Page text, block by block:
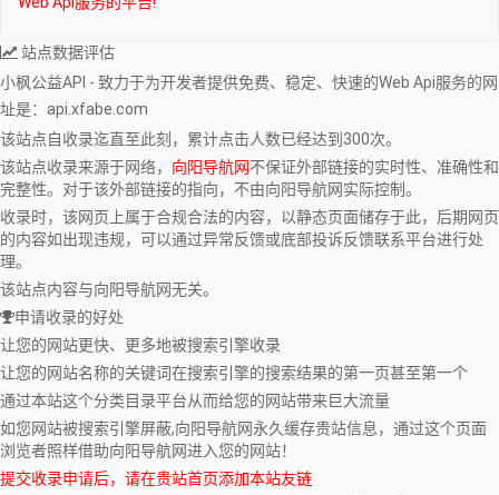
站点数据评估
小枫公益API - 致力于为开发者提供免费、稳定、快速的Web Api服务的网
址是：api.xfabe.com
该站点自收录迄直至此刻，累计点击人数已经达到300次。
该站点收录来源于网络， 向阳导航网不保证外部链接的实时性、准确性和
完整性。对于该外部链接的指向，不由向阳导航网实际控制。
收录时，该网页上属于合规合法的内容，以静态页面储存于此，后期网页
的内容如出现违规，可以通过异常反馈或底部投诉反馈联系平台进行处
理。
该站点内容与向阳导航网无关。
申请收录的好处
让您的网站更快、更多地被搜索引擎收录
让您的网站名称的关键词在搜索引擎的搜索结果的第一页甚至第一个
通过本站这个分类目录平台从而给您的网站带来巨大流量
如您网站被搜索引擎屏蔽,向阳导航网永久缓存贵站信息，通过这个页面
浏览者照样借助向阳导航网进入您的网站！
提交收录申请后，请在贵站首页添加本站友链